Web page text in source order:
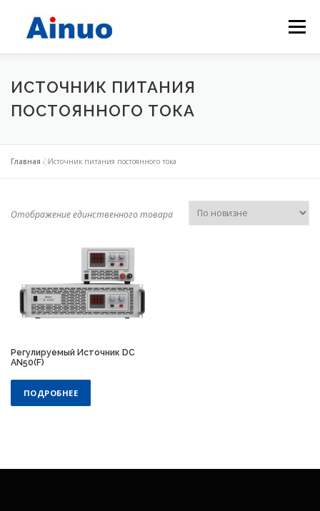
Меню
ГЛАВНАЯ ПРОДУКТОВ РЕШЕНИЯ
ИСТОЧНИК ПИТАНИЯ
ПОСТОЯННОГО ТОКА
Главная /Источник питания постоянного тока
Отображение единственного товара
Регулируемый Источник DC
AN50(F)
ПОДРОБНЕЕ